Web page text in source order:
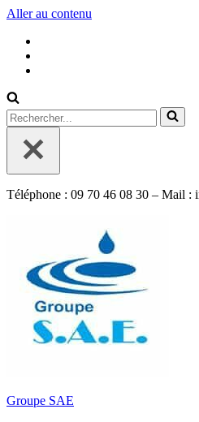
Aller au contenu
Rechercher...
Téléphone : 09 70 46 08 30 – Mail :
Groupe SAE